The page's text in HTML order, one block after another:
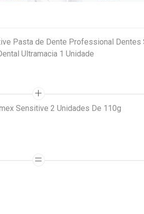
Pasta de Dente Professional Dentes
Ultramacia 1 Unidade
Sensitive 2 Unidades De 110g